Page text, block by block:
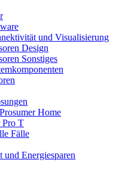
und Visualisierung
Design
Sonstiges
Home
Pro T
Fälle
Energiesparen